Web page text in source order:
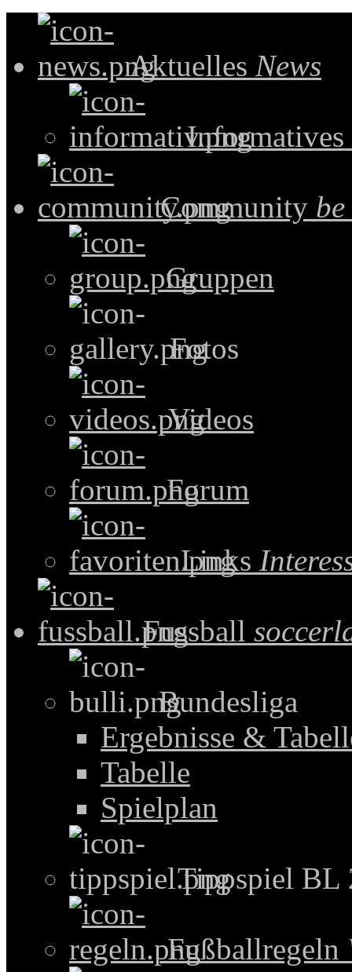
Aktuelles News
Informatives
Community
Gruppen
Fotos
Videos
Forum
Links
Fussball
Bundesliga
Ergebnisse &
Tabelle
Spielplan
Tippspiel BL
Fußballregeln